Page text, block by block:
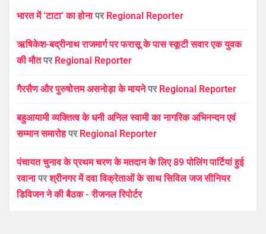
भारत में ‘टाटा’ का होनापर Regional Reporter
ऋषिकेश-बद्रीनाथ राजमार्ग पर फरासू के पास स्कूटी सवार एक युवक
की मौतपर Regional Reporter
गैरसैण और पुरुषोत्तम असनोड़ा के मायनेपर Regional Reporter
बहुआयामी व्यक्तित्व के धनी अनिल स्वामी का नागरिक अभिनन्दन एवं
सम्मान समारोहपर Regional Reporter
पंचायत चुनाव के प्रथम चरण के मतदान के लिए 89 पोलिंग पार्टियां हुई
रवानापरश्रीनगर में दवा विक्रेताओं के साथ सिविल जज सीनियर
डिविजन ने की बैठक - रीजनल रिपोर्टर